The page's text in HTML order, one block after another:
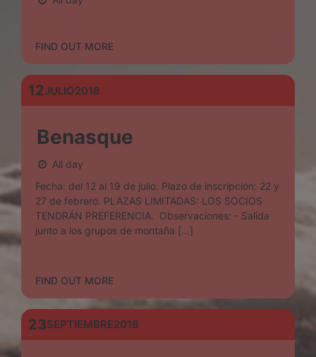
FIND OUT MORE
12JULIO2018
Benasque
All day
Fecha: del 12 al 19 de julio. Plazo de inscripción: 22 y
27 de febrero. PLAZAS LIMITADAS: LOS SOCIOS
TENDRÁN PREFERENCIA. Observaciones: - Salida
junto a los grupos de montaña […]
FIND OUT MORE
23SEPTIEMBRE2018